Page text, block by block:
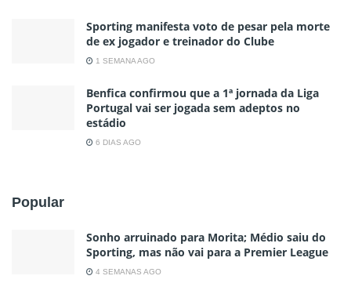
Sporting manifesta voto de pesar pela morte
de ex jogador e treinador do Clube
1 SEMANA AGO
Benfica confirmou que a 1ª jornada da Liga
Portugal vai ser jogada sem adeptos no
estádio
6 DIAS AGO
Popular
Sonho arruinado para Morita; Médio saiu do
Sporting, mas não vai para a Premier League
4 SEMANAS AGO